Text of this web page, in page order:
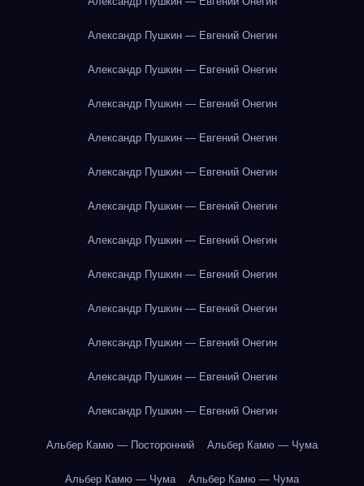
Александр Пушкин — Евгений Онегин
Александр Пушкин — Евгений Онегин
Александр Пушкин — Евгений Онегин
Александр Пушкин — Евгений Онегин
Александр Пушкин — Евгений Онегин
Александр Пушкин — Евгений Онегин
Александр Пушкин — Евгений Онегин
Александр Пушкин — Евгений Онегин
Александр Пушкин — Евгений Онегин
Александр Пушкин — Евгений Онегин
Александр Пушкин — Евгений Онегин
Александр Пушкин — Евгений Онегин
Альбер Камю — Посторонний Альбер Камю — Чума
Альбер Камю — Чума Альбер Камю — Чума